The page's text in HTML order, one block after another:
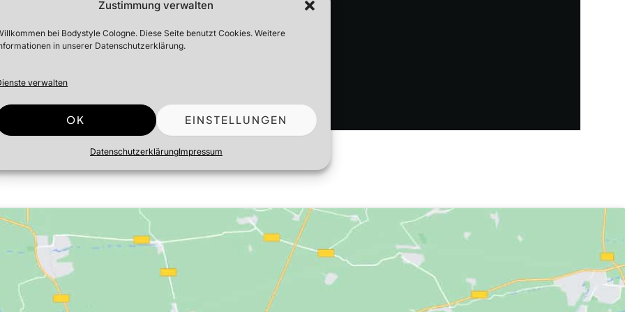
Zustimmung verwalten
bei Bodystyle Cologne. Diese Seite benutzt Cookies. Weitere
in unserer Datenschutzerklärung.
verwalten
OK EINSTELLUNGEN
DatenschutzerklärungImpressum